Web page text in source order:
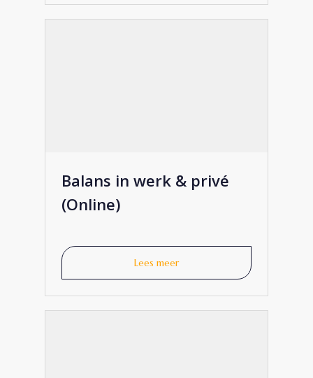
Balans in werk & privé
(Online)
Lees meer